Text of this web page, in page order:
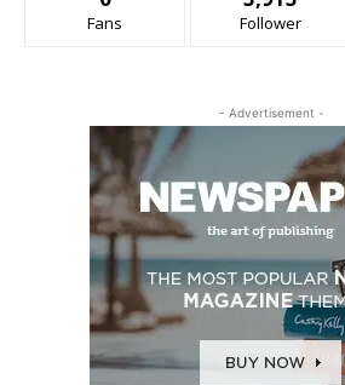
Fans Follower
- Advertisement -